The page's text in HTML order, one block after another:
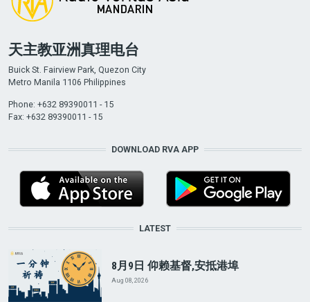
天主教亚洲真理电台
Buick St. Fairview Park, Quezon City
Metro Manila 1106 Philippines
Phone: +632 89390011 - 15
Fax: +632 89390011 - 15
DOWNLOAD RVA APP
LATEST
8月9日 仰赖基督,安抵港埠
Aug 08, 2026